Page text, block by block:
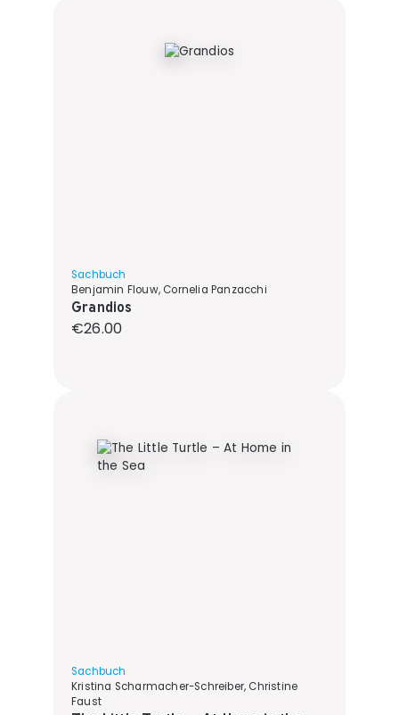
Sachbuch
Benjamin Flouw, Cornelia Panzacchi
Grandios
Regular price:
€26.00
Sachbuch
Kristina Scharmacher-Schreiber, Christine
Faust